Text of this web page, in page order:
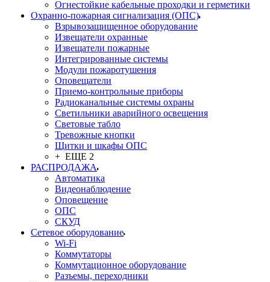
Огнестойкие кабельные проходки и герметики
Охранно-пожарная сигнализация (ОПС)
Взрывозащищенное оборудование
Извещатели охранные
Извещатели пожарные
Интегрированные системы
Модули пожаротушения
Оповещатели
Приемо-контрольные приборы
Радиоканальные системы охраны
Светильники аварийного освещения
Световые табло
Тревожные кнопки
Щитки и шкафы ОПС
+ ЕЩЕ 2
РАСПРОДАЖА
Автоматика
Видеонаблюдение
Оповещение
ОПС
СКУД
Сетевое оборудование
Wi-Fi
Коммутаторы
Коммутационное оборудование
Разъемы, переходники